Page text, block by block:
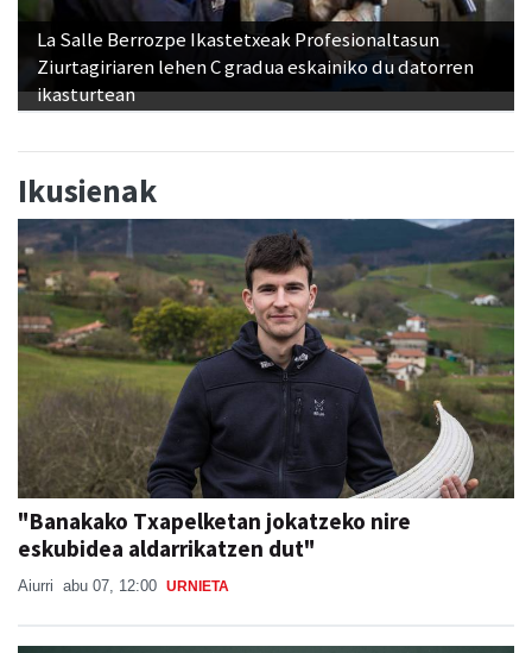
La Salle Berrozpe Ikastetxeak Profesionaltasun
Ziurtagiriaren lehen C gradua eskainiko du datorren
ikasturtean
Ikusienak
"Banakako Txapelketan jokatzeko nire
eskubidea aldarrikatzen dut"
Aiurri abu 07, 12:00 URNIETA